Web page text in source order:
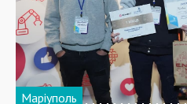
Маріуполь